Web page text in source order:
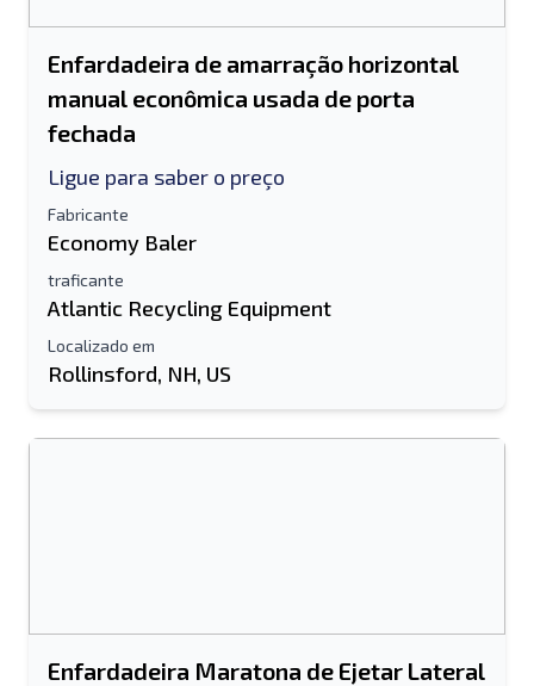
Enfardadeira de amarração horizontal
manual econômica usada de porta
fechada
Ligue para saber o preço
Fabricante
Economy Baler
traficante
Atlantic Recycling Equipment
Localizado em
Rollinsford, NH, US
Enfardadeira Maratona de Ejetar Lateral